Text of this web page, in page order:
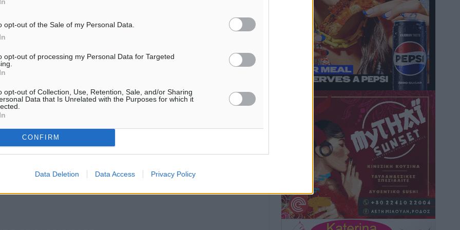
opt-out of the Sale of my Personal Data.
opt-out of processing my Personal Data for Targeted
opt-out of Collection, Use, Retention, Sale, and/or Sharing
Data that Is Unrelated with the Purposes for which it
CONFIRM
Data Deletion Data Access Privacy Policy
αγώνων.
CEI2* 26/4/2026
CEI2* 24/4/2026 &
HM CEI2*
Hotels – Χατζηλαζάρου – Προχωρά
καινούργιο ξενοδοχείο στην Κω
Τοπικές Ειδήσεις• πριν 5 ώρες
Αυτοκίνητο μπήκε παράνομα σε
μονόδρομο στο Μαστιχάρι –
Αναποδογύρισε όχημα με μητέρα και
5χρονο παιδί
πριν 5 ώρες
“Η Ευρώπη αντιμετώπιζε το
προσφυγικό σαν ταινία τρόμου” – Η
συγκλονιστική μαρτυρία της Χαρούλας
Γιασιράνη στον RV για τα γεγονότα που
οδήγησαν στο Σύμφωνο της Λέρου
Τοπικές Ειδήσεις πριν 5 ώρες
Συναυλία με τον Γιάννη Κότσιρα στις